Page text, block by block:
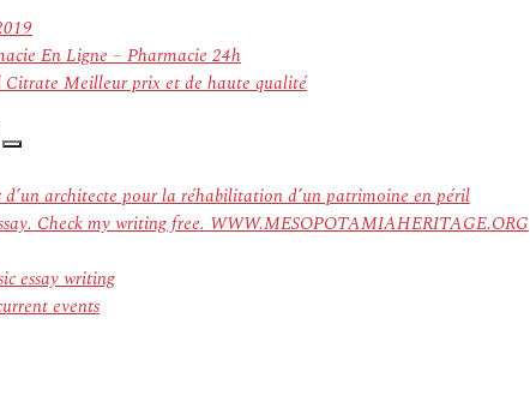
En Ligne – Pharmacie 24h
Meilleur prix et de haute qualité
Recherche
architecte pour la réhabilitation d’un patrimoine en péril
Check my writing free. WWW.MESOPOTAMIAHERITAGE.ORG
essay writing
events